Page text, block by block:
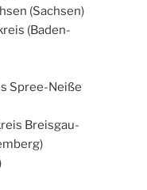
(Sachsen)
(Baden-
Spree-Neiße
Breisgau-